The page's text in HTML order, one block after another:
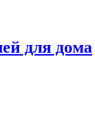
для дома